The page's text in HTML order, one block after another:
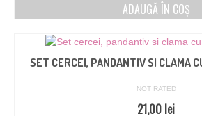
ADAUGĂ ÎN COȘ
SET CERCEI, PANDANTIV SI CLAMA
NOT RATED
21,00 lei